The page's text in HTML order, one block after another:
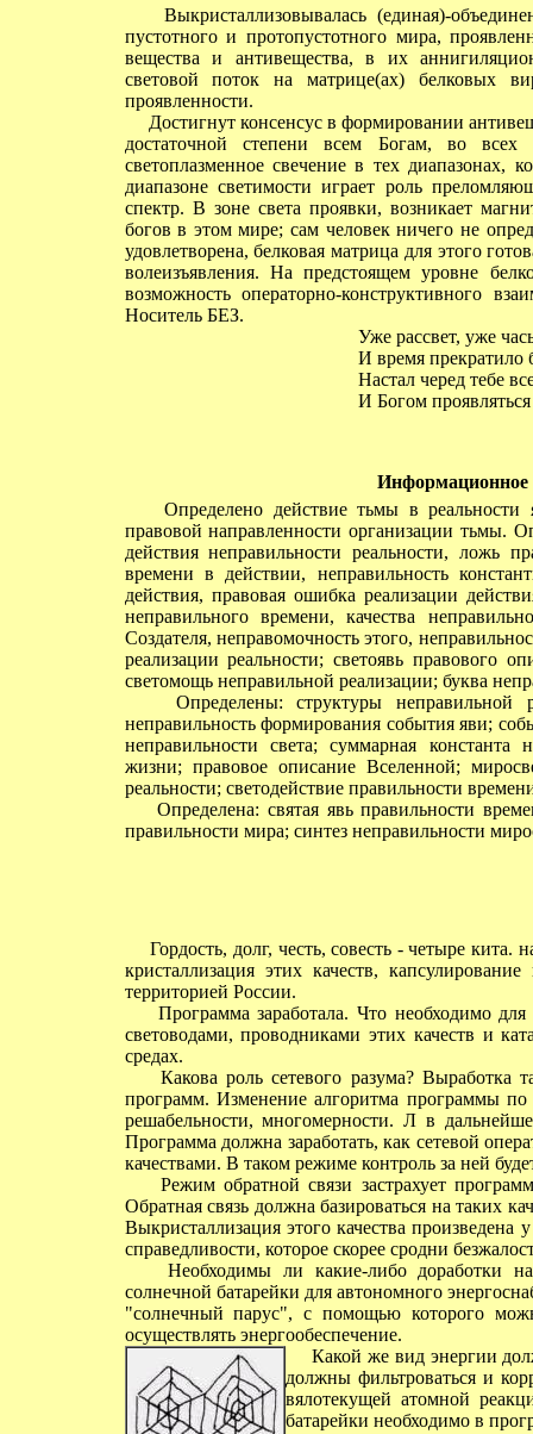
Выкристаллизовывалась (единая)-
пустотного и протопустотного мира,
вещества и антивещества, в их
световой поток на матрице(ах) белковых
проявленности.
Достигнут консенсус в формировании
достаточной степени всем Богам, во
светоплазменное свечение в тех диапазонах,
диапазоне светимости играет роль
спектр. В зоне света проявки, возникает
богов в этом мире; сам человек ничего не
удовлетворена, белковая матрица для этого
волеизъявления. На предстоящем уровне
возможность операторно-конструктивного
Носитель БЕЗ.
Уже рассвет, уже
И время прекратило
Настал черед тебе
И Богом проявляться
Информационное
Определено действие тьмы в реальности
правовой направленности организации тьмы.
действия неправильности реальности, ложь
времени в действии, неправильность
действия, правовая ошибка реализации
неправильного времени, качества
Создателя, неправомочность этого,
реализации реальности; светоявь правового
светомощь неправильной реализации; буква
Определены: структуры неправильной
неправильность формирования события яви;
неправильности света; суммарная
жизни; правовое описание Вселенной;
реальности; светодействие правильности
Определена: святая явь правильности
правильности мира; синтез неправильности
Гордость, долг, честь, совесть - четыре
кристаллизация этих качеств,
территорией России.
Программа заработала. Что необходимо
световодами, проводниками этих качеств и
средах.
Какова роль сетевого разума? Выработка
программ. Изменение алгоритма программы
решабельности, многомерности. Л в
Программа должна заработать, как сетевой
качествами. В таком режиме контроль за ней
Режим обратной связи застрахует
Обратная связь должна базироваться на таких
Выкристаллизация этого качества
справедливости, которое скорее сродни
Необходимы ли какие-либо доработки на
солнечной батарейки для автономного
"солнечный парус", с помощью которого
осуществлять энергообеспечение.
Какой же вид энергии
должны фильтроваться и
вялотекущей атомной
батарейки необходимо в